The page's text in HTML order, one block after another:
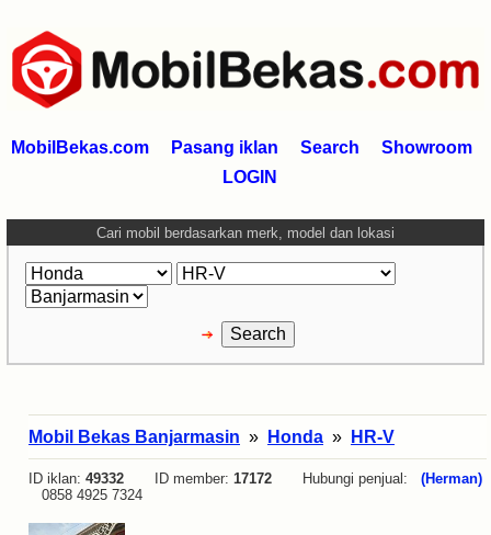
MobilBekas.com Pasang iklan Search
Showroom
LOGIN
Cari mobil berdasarkan merk, model dan lokasi
Mobil Bekas Banjarmasin » Honda » HR-V
ID iklan: 49332 ID member: 17172 Hubungi penjual: (Herman)
0858 4925 7324